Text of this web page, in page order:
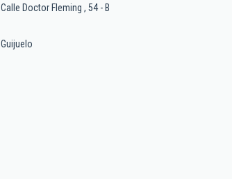
Calle Doctor Fleming , 54 - B
Guijuelo